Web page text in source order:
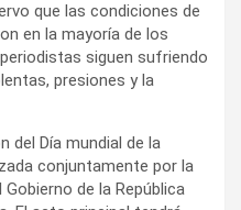
que las condiciones de
en la mayoría de los
siguen sufriendo
presiones y la
del Día mundial de la
conjuntamente por la
Gobierno de la República